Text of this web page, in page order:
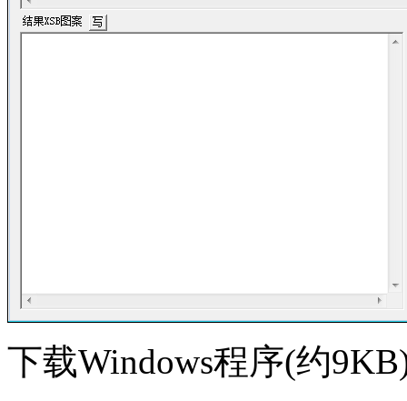
下载Windows程序(约